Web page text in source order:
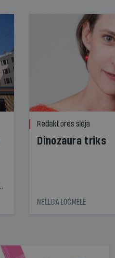
Redaktores sleja
Dinozaura triks
NELLIJA LOČMELE